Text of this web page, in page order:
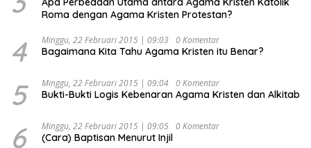
Roma dengan Agama Kristen Protestan?
4 Minggu, 22 Februari 2015 | 09:03 0 Komentar
Bagaimana Kita Tahu Agama Kristen itu Benar?
5 Minggu, 22 Februari 2015 | 09:04 0 Komentar
Bukti-Bukti Logis Kebenaran Agama Kristen dan Alkitab
6 Minggu, 22 Februari 2015 | 09:05 0 Komentar
(Cara) Baptisan Menurut Injil